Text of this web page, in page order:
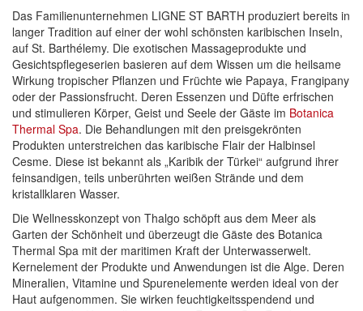
Das Familienunternehmen LIGNE ST BARTH produziert bereits in
langer Tradition auf einer der wohl schönsten karibischen Inseln,
auf St. Barthélemy. Die exotischen Massageprodukte und
Gesichtspflegeserien basieren auf dem Wissen um die heilsame
Wirkung tropischer Pflanzen und Früchte wie Papaya, Frangipany
oder der Passionsfrucht. Deren Essenzen und Düfte erfrischen
und stimulieren Körper, Geist und Seele der Gäste im Botanica
Thermal Spa. Die Behandlungen mit den preisgekrönten
Produkten unterstreichen das karibische Flair der Halbinsel
Cesme. Diese ist bekannt als „Karibik der Türkei“ aufgrund ihrer
feinsandigen, teils unberührten weißen Strände und dem
kristallklaren Wasser.
Die Wellnesskonzept von Thalgo schöpft aus dem Meer als
Garten der Schönheit und überzeugt die Gäste des Botanica
Thermal Spa mit der maritimen Kraft der Unterwasserwelt.
Kernelement der Produkte und Anwendungen ist die Alge. Deren
Mineralien, Vitamine und Spurenelemente werden ideal von der
Haut aufgenommen. Sie wirken feuchtigkeitsspendend und